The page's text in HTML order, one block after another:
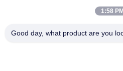
Selbstkonfigurierbarer
1:58 PM
Good day, what product are you